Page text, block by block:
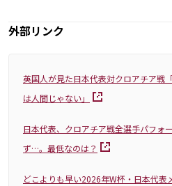
外部リンク
英国人が見た日本代表対クロアチア戦
は人間じゃない」
日本代表、クロアチア戦全選手パフォ
ず…。最低なのは？
どこよりも早い2026年W杯・日本代表